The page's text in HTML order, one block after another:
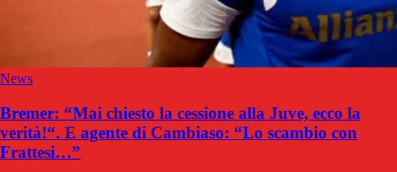
News
Bremer: “Mai chiesto la cessione alla Juve, ecco la
verità!“. E agente di Cambiaso: “Lo scambio con
Frattesi…”